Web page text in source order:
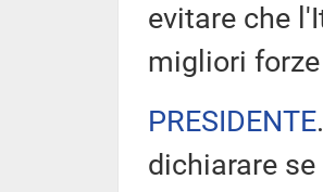
evitare che
migliori
PRESIDENTE
dichiarare